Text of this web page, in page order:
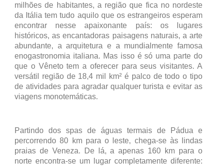
milhões de habitantes, a região que fica no nordeste
da Itália tem tudo aquilo que os estrangeiros esperam
encontrar nesse apaixonante país: os lugares
históricos, as encantadoras paisagens naturais, a arte
abundante, a arquitetura e a mundialmente famosa
enogastronomia italiana. Mas isso é só uma parte do
que o Vêneto tem a oferecer para seus visitantes. A
versátil região de 18,4 mil km² é palco de todo o tipo
de atividades para agradar qualquer turista e evitar as
viagens monotemáticas.
Partindo dos spas de águas termais de Pádua e
percorrendo 80 km para o leste, chega-se às lindas
praias de Veneza. De lá, a apenas 160 km para o
norte encontra-se um lugar completamente diferente: